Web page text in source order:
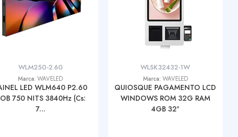
WLM250-2.60
Marca:WAVELED
LED WLM640 P2.60
750 NITS 3840Hz (Cs:
7...
WLSK32432-1W
Marca: WAVELED
QUIOSQUE PAGAMENTO LCD
WINDOWS ROM 32G RAM
4GB 32″